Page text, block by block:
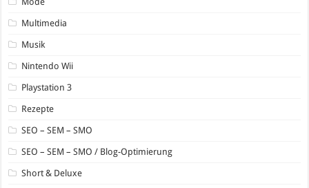
Multimedia
Musik
Nintendo Wii
Playstation 3
Rezepte
SEO – SEM – SMO
SEO – SEM – SMO / Blog-Optimierung
Short & Deluxe